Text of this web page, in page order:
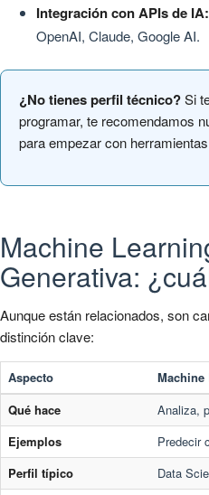
Integración con APIs de IA:
OpenAI, Claude, Google AI.
¿No tienes perfil técnico?Si
programar, te recomendamos
para empezar con
Machine
Generativa:
Aunque están relacionados, son
distinción clave:
Aspecto
Qué hace
Analiza,
Ejemplos
Predecir
Perfil típico
Data